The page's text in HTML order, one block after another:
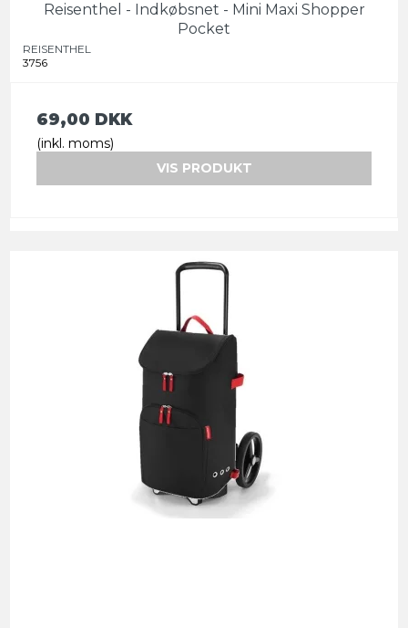
Reisenthel - Indkøbsnet - Mini Maxi Shopper
Pocket
REISENTHEL
3756
69,00 DKK
(inkl. moms)
VIS PRODUKT